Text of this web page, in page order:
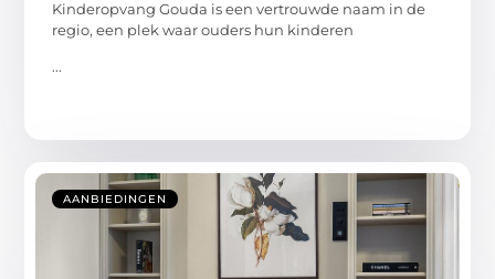
Kinderopvang Gouda is een vertrouwde naam in de
regio, een plek waar ouders hun kinderen
...
AANBIEDINGEN